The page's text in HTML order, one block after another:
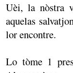
Uèi, la nòstra
aquelas
lor encontre.
Lo tòme 1